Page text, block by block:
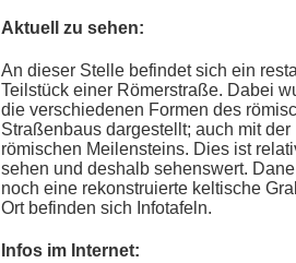
Aktuell zu sehen:
An dieser Stelle befindet sich ein
Teilstück einer Römerstraße. Dabei
die verschiedenen Formen des
Straßenbaus dargestellt; auch mit
römischen Meilensteins. Dies ist
sehen und deshalb sehenswert.
noch eine rekonstruierte keltische
Ort befinden sich Infotafeln.
Infos im Internet: